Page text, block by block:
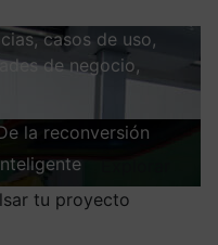
casos de uso,
de negocio,
la reconversión
tu proyecto